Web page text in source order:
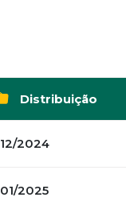
Distribuição
12/2024
01/2025